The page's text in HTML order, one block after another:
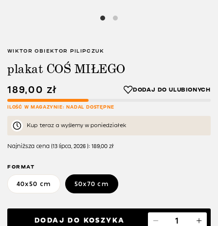
WIKTOR OBIEKTOR PILIPCZUK
plakat COŚ MIŁEGO
189,00 zł
ILOŚĆ W MAGAZYNIE: NADAL DOSTĘPNE
Kup teraz a wyślemy w poniedziałek
Najniższa cena (13 lipca, 2026 ): 189,00 zł
FORMAT
40x50 cm 50x70 cm
DODAJ DO KOSZYKA